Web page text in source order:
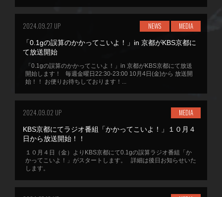
2024.09.27 UP NEWS MEDIA
「0.1gの誤算のかかってこいよ！」in 京都がKBS京都に
て放送開始
「0.1gの誤算のかかってこいよ！」in 京都がKBS京都にて放送
開始します！ 毎週金曜日22:30-23:00 10月4日(金)から 放送開
始！！ お便りお待ちしております！...
2024.09.02 UP MEDIA
KBS京都にてラジオ番組「かかってこいよ！」１０月４
日から放送開始！！
１０月４日（金）よりKBS京都にて0.1gの誤算ラジオ番組「か
かってこいよ！」がスタートします。 詳細は後日お知らせいた
します。